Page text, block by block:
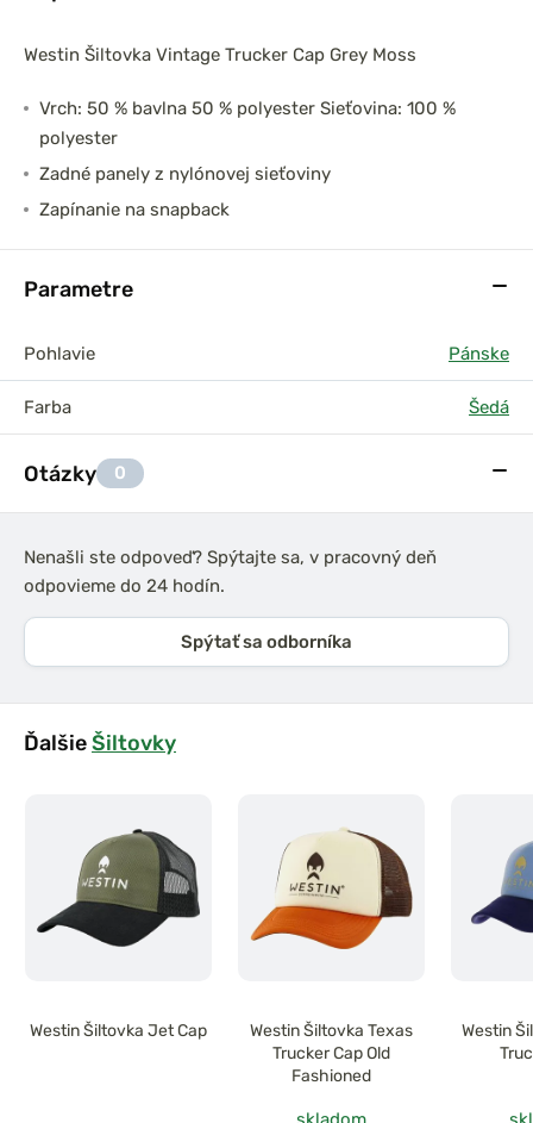
Westin Šiltovka Vintage Trucker Cap Grey Moss
Vrch: 50 % bavlna 50 % polyester Sieťovina: 100 %
polyester
Zadné panely z nylónovej sieťoviny
Zapínanie na snapback
Parametre
Pohlavie Pánske
Farba Šedá
Otázky 0
Nenašli ste odpoveď? Spýtajte sa, v pracovný deň
odpovieme do 24 hodín.
Spýtať sa odborníka
ĎalšieŠiltovky
Westin Šiltovka Jet Cap
Westin Šiltovka Texas
Trucker Cap Old
Fashioned
Westin